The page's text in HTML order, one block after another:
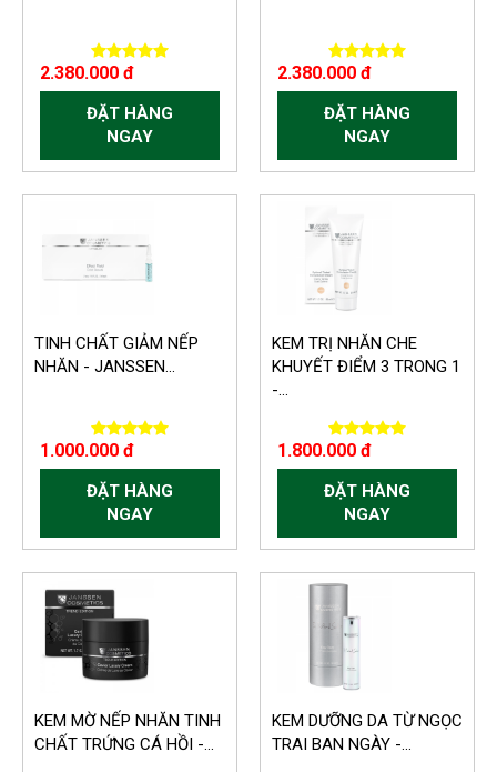
2.380.000 đ
ĐẶT HÀNG
NGAY
2.380.000 đ
ĐẶT HÀNG
NGAY
TINH CHẤT GIẢM NẾP
NHĂN - JANSSEN...
1.000.000 đ
ĐẶT HÀNG
NGAY
KEM TRỊ NHĂN CHE
KHUYẾT ĐIỂM 3 TRONG 1
-...
1.800.000 đ
ĐẶT HÀNG
NGAY
KEM MỜ NẾP NHĂN TINH
CHẤT TRỨNG CÁ HỒI -...
KEM DƯỠNG DA TỪ NGỌC
TRAI BAN NGÀY -...